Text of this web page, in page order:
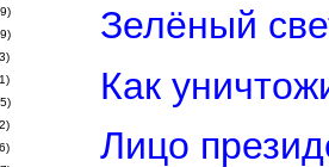
Зелёный
Как
Лицо